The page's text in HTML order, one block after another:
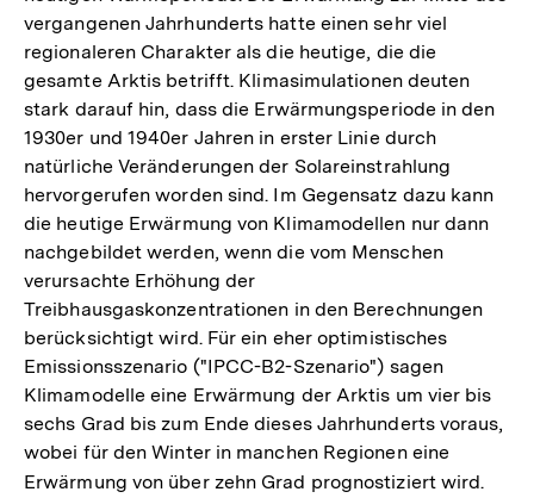
vergangenen Jahrhunderts hatte einen sehr viel
regionaleren Charakter als die heutige, die die
gesamte Arktis betrifft. Klimasimulationen deuten
stark darauf hin, dass die Erwärmungsperiode in den
1930er und 1940er Jahren in erster Linie durch
natürliche Veränderungen der Solareinstrahlung
hervorgerufen worden sind. Im Gegensatz dazu kann
die heutige Erwärmung von Klimamodellen nur dann
nachgebildet werden, wenn die vom Menschen
verursachte Erhöhung der
Treibhausgaskonzentrationen in den Berechnungen
berücksichtigt wird. Für ein eher optimistisches
Emissionsszenario ("IPCC-B2-Szenario") sagen
Klimamodelle eine Erwärmung der Arktis um vier bis
sechs Grad bis zum Ende dieses Jahrhunderts voraus,
wobei für den Winter in manchen Regionen eine
Erwärmung von über zehn Grad prognostiziert wird.